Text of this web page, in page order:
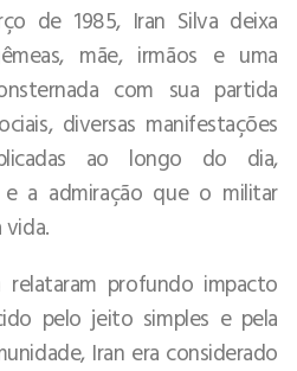
de 1985, Iran Silva deixa
mãe, irmãos e uma
com sua partida
diversas manifestações
ao longo do dia,
a admiração que o militar
profundo impacto
pelo jeito simples e pela
Iran era considerado